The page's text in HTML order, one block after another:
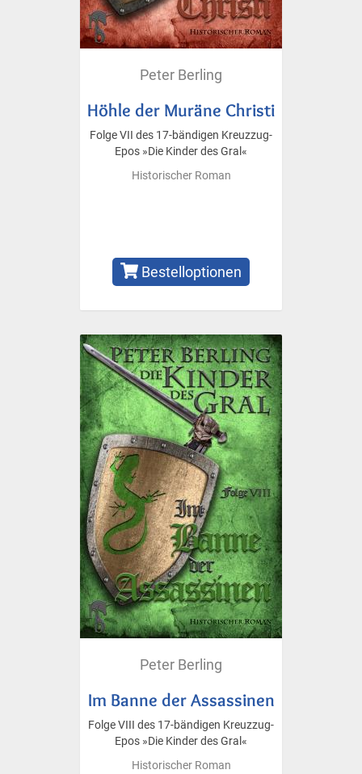
Peter Berling
Höhle der Muräne Christi
Folge VII des 17-bändigen Kreuzzug-
Epos »Die Kinder des Gral«
Historischer Roman
Bestelloptionen
Peter Berling
Im Banne der Assassinen
Folge VIII des 17-bändigen Kreuzzug-
Epos »Die Kinder des Gral«
Historischer Roman